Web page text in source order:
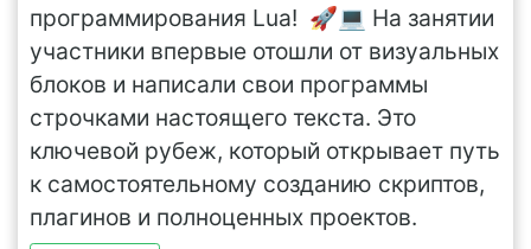
программирования Lua! 🚀💻 На занятии
участники впервые отошли от визуальных
блоков и написали свои программы
строчками настоящего текста. Это
ключевой рубеж, который открывает путь
к самостоятельному созданию скриптов,
плагинов и полноценных проектов.